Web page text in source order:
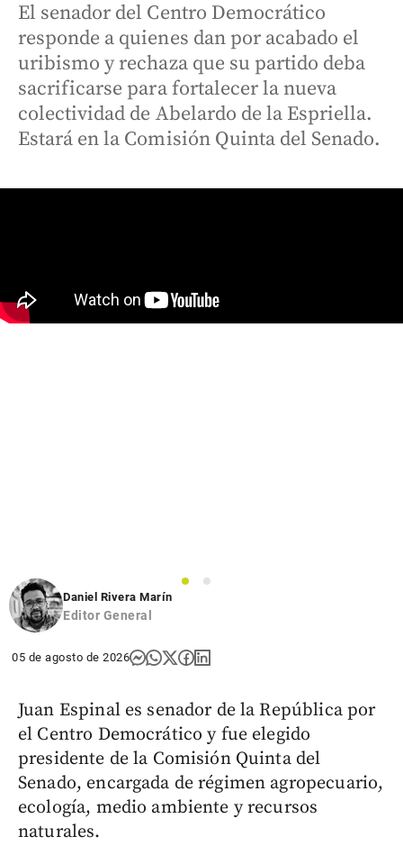
El senador del Centro Democrático
responde a quienes dan por acabado el
uribismo y rechaza que su partido deba
sacrificarse para fortalecer la nueva
colectividad de Abelardo de la Espriella.
Estará en la Comisión Quinta del Senado.
1
2
Daniel Rivera Marín
Editor General
05 de agosto de 2026
Juan Espinal es senador de la República por
el Centro Democrático y fue elegido
presidente de la Comisión Quinta del
Senado, encargada de régimen agropecuario,
ecología, medio ambiente y recursos
naturales.